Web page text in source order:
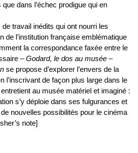
que dans l’échec prodigue qui en
travail inédits qui ont nourri les
de l’institution française emblématique
la correspondance faxée entre le
–Godard, le dos au musée –
se propose d’explorer l’envers de la
l’inscrivant de façon plus large dans le
au musée matériel et imaginé :
s’y déploie dans ses fulgurances et
nouvelles possibilités pour le cinéma
note]